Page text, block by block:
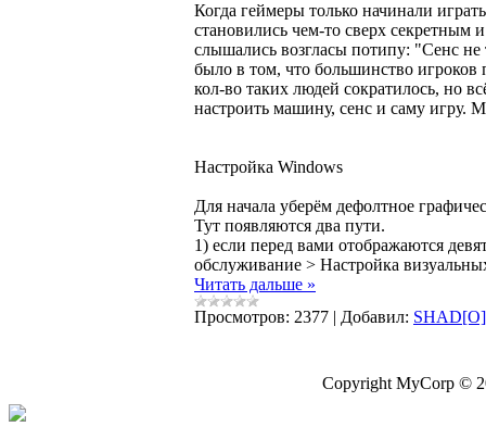
Когда геймеры только начинали
становились чем-то сверх секретным
слышались возгласы потипу: "Сенс
было в том, что большинство
кол-во таких людей сократилось, но
настроить машину, сенс и саму
Настройка Windows
Для начала уберём дефолтное
Тут появляются два пути.
1) если перед вами отображаются
обслуживание > Настройка
Читать дальше »
Просмотров: 2377 | Добавил:
Copyright MyCorp ©